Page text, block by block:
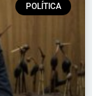
POLÍTICA